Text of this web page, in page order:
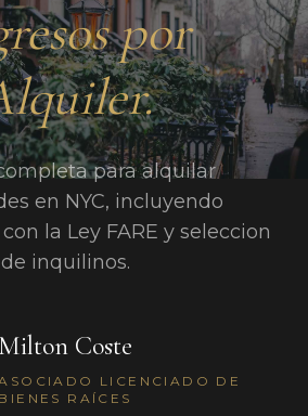
por
para alquilar
en NYC, incluyendo
la Ley FARE y seleccion
de inquilinos.
Milton Coste
LICENCIADO DE
BIENES RAÍCES